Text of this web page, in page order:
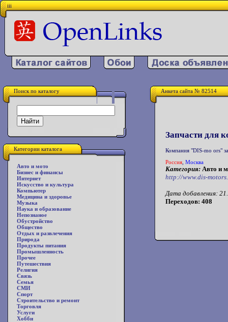
iii
Поиск по каталогу
Категории каталога
Авто и мото
Бизнес и финансы
Интернет
Искусство и культура
Компьютер
Медицина и здоровье
Музыка
Наука и образование
Непознаное
Обустройство
Общество
Отдых и развлечения
Природа
Продукты питания
Промышленность
Прочее
Путешествия
Религия
Связь
Семья
СМИ
Спорт
Строительство и ремонт
Торговля
Услуги
Хобби
Анкета сайта № 82514
Запчасти для
Компания "DIS-mo ors"
Россия Москва
Категория: Авто и
http://www.dis-
Дата добавления:
Переходов: 408